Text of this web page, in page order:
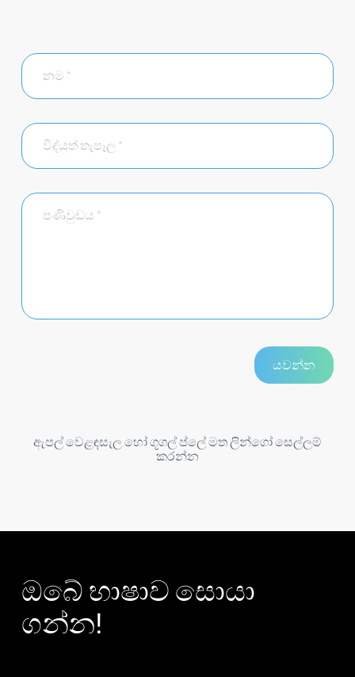
ඇපල් වෙළඳසැල හෝ ගූගල් ප්ලේ මත ලින්ගෝ සෙල්ලම්
කරන්න
ඔබේ භාෂාව සොයා
ගන්න!